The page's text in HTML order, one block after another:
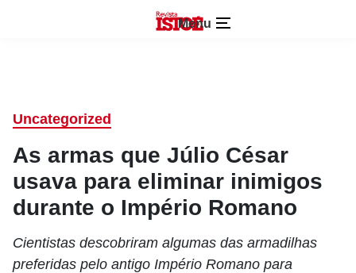
Menu
Uncategorized
As armas que Júlio César
usava para eliminar inimigos
durante o Império Romano
Cientistas descobriram algumas das armadilhas
preferidas pelo antigo Império Romano para